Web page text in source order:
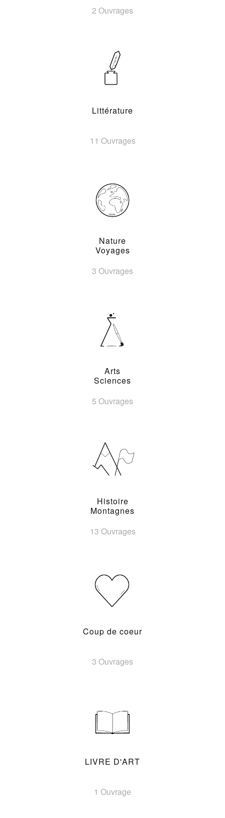
2 Ouvrages
Littérature
11 Ouvrages
Nature
Voyages
3 Ouvrages
Arts
Sciences
5 Ouvrages
Histoire
Montagnes
13 Ouvrages
Coup de coeur
3 Ouvrages
LIVRE D'ART
1 Ouvrage